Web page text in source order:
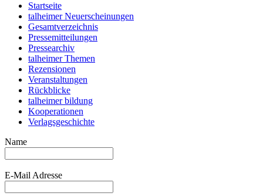
Startseite
talheimer Neuerscheinungen
Gesamtverzeichnis
Pressemitteilungen
Pressearchiv
talheimer Themen
Rezensionen
Veranstaltungen
Rückblicke
talheimer bildung
Kooperationen
Verlagsgeschichte
Name
E-Mail Adresse